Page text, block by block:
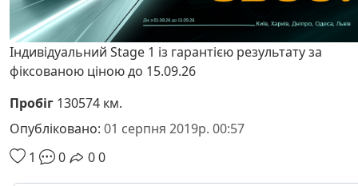
Індивідуальний Stage 1 із гарантією результату за
фіксованою ціною до 15.09.26
Пробіг 130574 км.
Опубліковано: 01 серпня 2019р. 00:57
1
0 00